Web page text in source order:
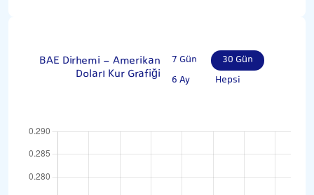
BAE Dirhemi - Amerikan
Doları Kur Grafiği
7 Gün
30 Gün
6 Ay
Hepsi